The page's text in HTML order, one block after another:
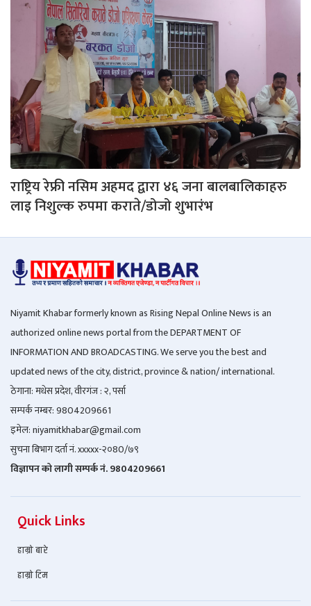
राष्ट्रिय रेफ्री नसिम अहमद द्वारा ४६ जना बालबालिकाहरु
लाइ निशुल्क रुपमा कराते/डोजो शुभारंभ
Niyamit Khabar formerly known as Rising Nepal Online News is an
authorized online news portal from the DEPARTMENT OF
INFORMATION AND BROADCASTING. We serve you the best and
updated news of the city, district, province & nation/ international.
ठेगाना: मधेस प्रदेश, वीरगंज : २, पर्सा
सम्पर्क नम्बर: 9804209661
इमेल: niyamitkhabar@gmail.com
सुचना बिभाग दर्ता नं. xxxxx-२०80/७९
विज्ञापन को लागी सम्पर्क नं. 9804209661
Quick Links
हाम्रो बारे
हाम्रो टिम